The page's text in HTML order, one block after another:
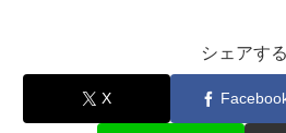
シェアする
X